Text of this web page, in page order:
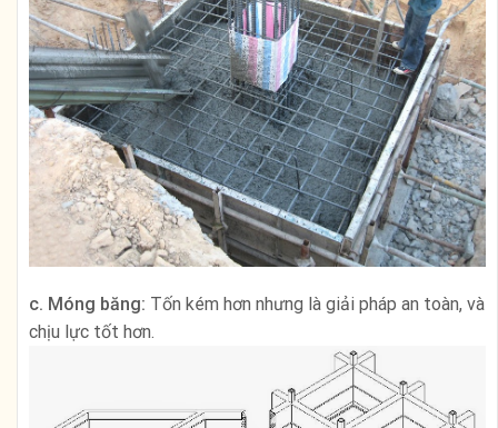
c. Móng băng: Tốn kém hơn nhưng là giải pháp an toàn, và
chịu lực tốt hơn.